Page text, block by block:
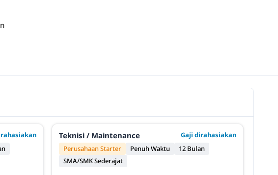
Teknisi / Maintenance
Gaji dirahasiakan
Perusahaan Starter
Penuh Waktu
12 Bulan
SMA/SMK Sederajat